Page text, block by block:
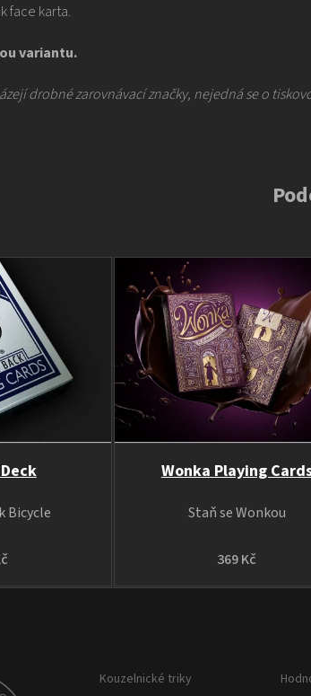
face karta.
variantu.
drobné zarovnávací značky, nejedná se o
Bicycle
Wonka Playing
369 Kč
Staň se Wonkou
Kouzelnické triky